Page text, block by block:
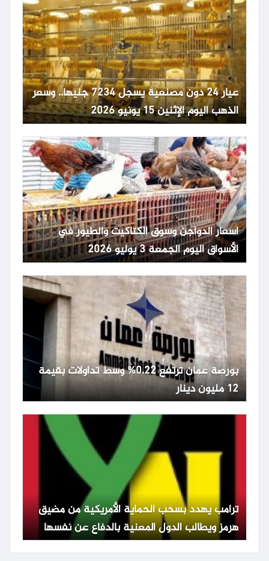
عيار 24 دون مصنعية يسجل 7234 جنيها.. وسعر
الذهب اليوم الإثنين 15 يونيو 2026
أسعار الدواجن وسوق الكتاكيت والطيور في
الأسواق اليوم الجمعة 3 يوليو 2026
بورصة عمان ترتفع 0.22% وسط تداولات بقيمة
12 مليون دينار
ترامب يهدد بسحب الحماية الأمريكية من مضيق
هرمز ويطالب الدول المعنية بالدفاع عن نفسها